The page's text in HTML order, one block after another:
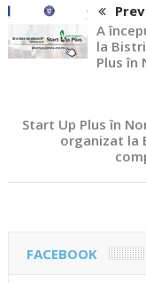
A
la
Plus în
Start Up Plus în
organizat la
FACEBOOK